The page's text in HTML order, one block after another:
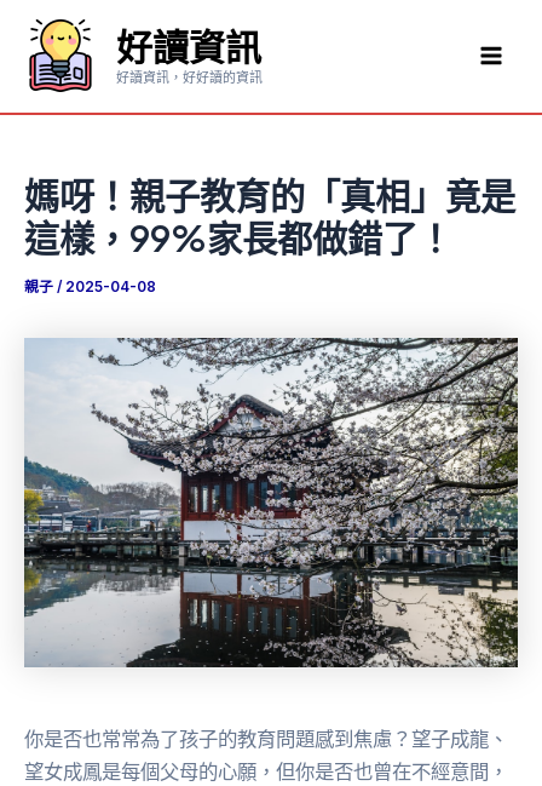
要
好讀資訊
好讀資訊，好好讀的資訊
媽呀！親子教育的「真相」竟是
這樣，99%家長都做錯了！
親子 / 2025-04-08
你是否也常常為了孩子的教育問題感到焦慮？望子成龍、
望女成鳳是每個父母的心願，但你是否也曾在不經意間，